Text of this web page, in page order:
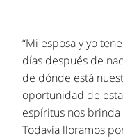
“Mi esposa y yo
días después de
de dónde está
oportunidad de
espíritus nos
Todavía lloramos